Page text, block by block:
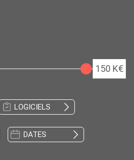
150 K€
LOGICIELS
DATES